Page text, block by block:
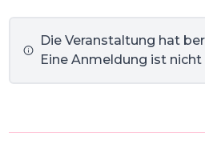
Die Veranstaltung hat
Eine Anmeldung ist